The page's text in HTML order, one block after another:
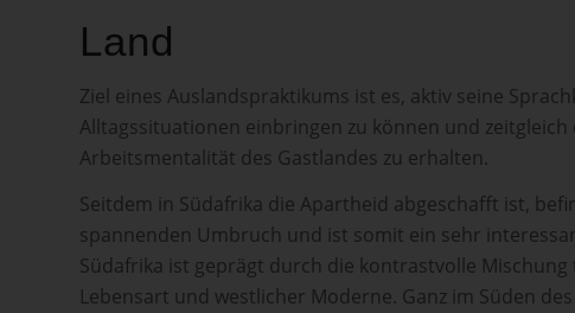
Land
Ziel eines Auslandspraktikums ist es, aktiv seine
Alltagssituationen einbringen zu können und zeitgleich
Arbeitsmentalität des Gastlandes zu erhalten.
Seitdem in Südafrika die Apartheid abgeschafft ist,
spannenden Umbruch und ist somit ein sehr
Südafrika ist geprägt durch die kontrastvolle
Lebensart und westlicher Moderne. Ganz im Süden